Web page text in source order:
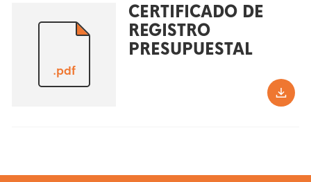
.pdf
CERTIFICADO DE
REGISTRO
PRESUPUESTAL